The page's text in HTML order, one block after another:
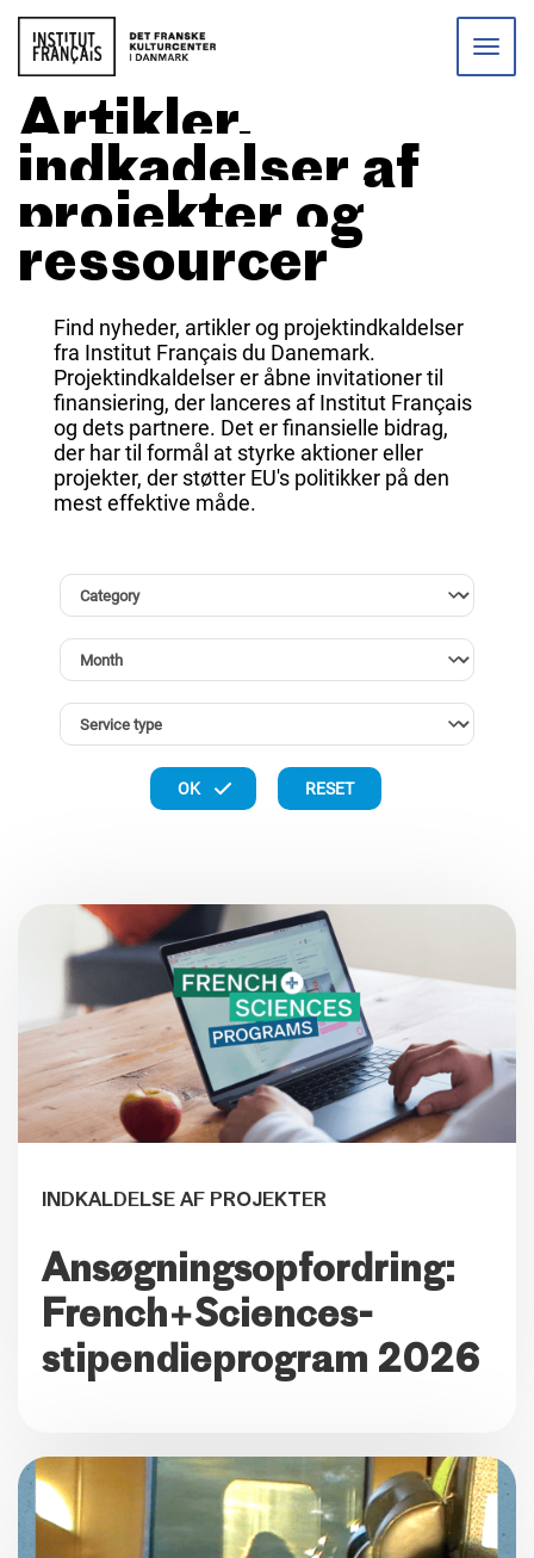
Toggle
Artikler,
indkadelser af
projekter og
ressourcer
Find nyheder, artikler og projektindkaldelser
fra Institut Français du Danemark.
Projektindkaldelser er åbne invitationer til
finansiering, der lanceres af Institut Français
og dets partnere. Det er finansielle bidrag,
der har til formål at styrke aktioner eller
projekter, der støtter EU's politikker på den
mest effektive måde.
INDKALDELSE AF PROJEKTER
Ansøgningsopfordring:
French+Sciences-
stipendieprogram 2026